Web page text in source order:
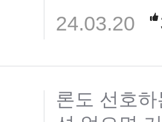
24.03.20
론도 선호